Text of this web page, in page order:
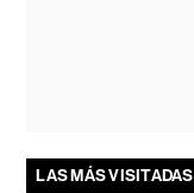
LAS MÁS VISITADAS